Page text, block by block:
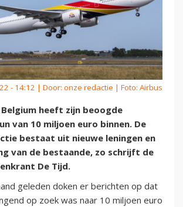
- 14:12 | Door: onze redactie | Foto: Airbus
Belgium heeft zijn beoogde
van 10 miljoen euro binnen. De
bestaat uit nieuwe leningen en
van de bestaande, zo schrijft de
De Tijd.
geleden doken er berichten op dat
op zoek was naar 10 miljoen euro